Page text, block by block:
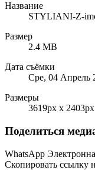
Название
STYLIANI-Z-
Размер
2.4 MB
Дата съёмки
Сре, 04 Апрель
Размеры
3619px x 2403px
Поделиться
WhatsApp
Скопировать ссылку